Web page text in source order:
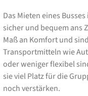
Das Mieten eines
sicher und bequem ans
Maß an Komfort und
Transportmitteln wie
oder weniger flexibel
sie viel Platz für die
noch verstärken.